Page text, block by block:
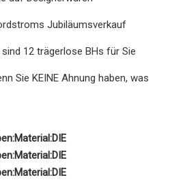
Jubiläumsverkauf
12 trägerlose BHs für Sie
Sie KEINE Ahnung haben, was
Material:DIE
Material:DIE
Material:DIE